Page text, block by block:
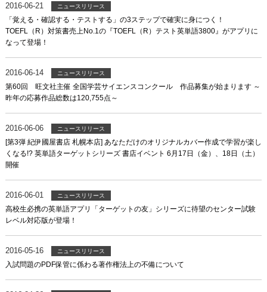
2016-06-21 ニュースリリース
「覚える・確認する・テストする」の3ステップで確実に身につく！
TOEFL（R）対策書売上No.1の『TOEFL（R）テスト英単語3800』がアプリに
なって登場！
2016-06-14 ニュースリリース
第60回 旺文社主催 全国学芸サイエンスコンクール 作品募集が始まります ～
昨年の応募作品総数は120,755点～
2016-06-06 ニュースリリース
[第3弾 紀伊國屋書店 札幌本店] あなただけのオリジナルカバー作成で学習が楽し
くなる!? 英単語ターゲットシリーズ 書店イベント 6月17日（金）、18日（土）
開催
2016-06-01 ニュースリリース
高校生必携の英単語アプリ「ターゲットの友」シリーズに待望のセンター試験
レベル対応版が登場！
2016-05-16 ニュースリリース
入試問題のPDF保管に係わる著作権法上の不備について